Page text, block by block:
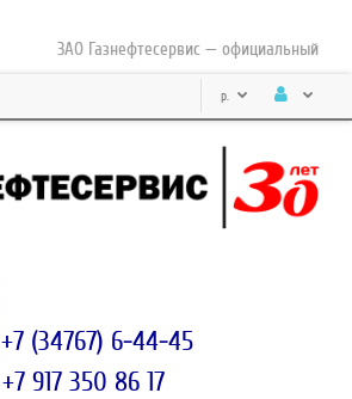
ЗАО Газнефтесервис — официальный
р.
+7 (34767) 6-44-45
+7 917 350 86 17